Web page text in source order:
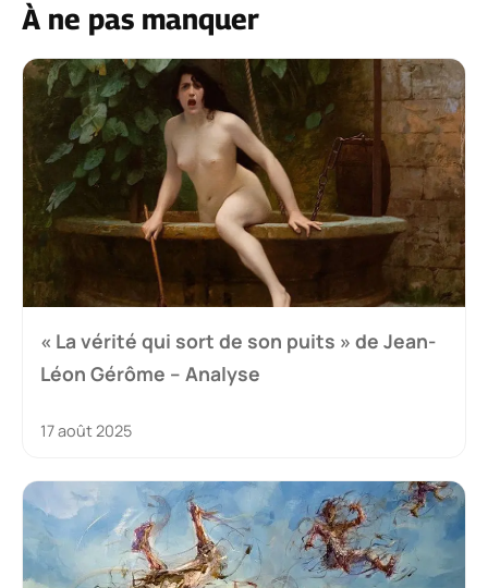
À ne pas manquer
« La vérité qui sort de son puits » de Jean-
Léon Gérôme – Analyse
17 août 2025